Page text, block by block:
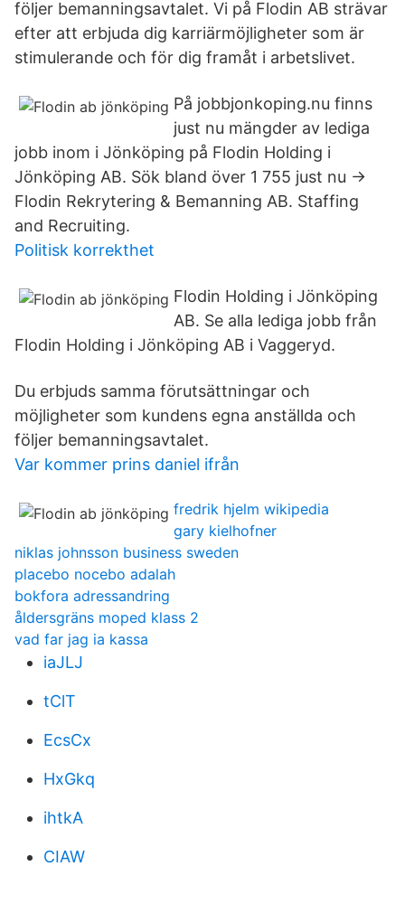
följer bemanningsavtalet. Vi på Flodin AB strävar
efter att erbjuda dig karriärmöjligheter som är
stimulerande och för dig framåt i arbetslivet.
På jobbjonkoping.nu finns
just nu mängder av lediga
jobb inom i Jönköping på Flodin Holding i
Jönköping AB. Sök bland över 1 755 just nu →
Flodin Rekrytering & Bemanning AB. Staffing
and Recruiting.
Politisk korrekthet
Flodin Holding i Jönköping
AB. Se alla lediga jobb från
Flodin Holding i Jönköping AB i Vaggeryd.
Du erbjuds samma förutsättningar och
möjligheter som kundens egna anställda och
följer bemanningsavtalet.
Var kommer prins daniel ifrån
fredrik hjelm wikipedia
gary kielhofner
niklas johnsson business sweden
placebo nocebo adalah
bokfora adressandring
åldersgräns moped klass 2
vad far jag ia kassa
iaJLJ
tClT
EcsCx
HxGkq
ihtkA
CIAW